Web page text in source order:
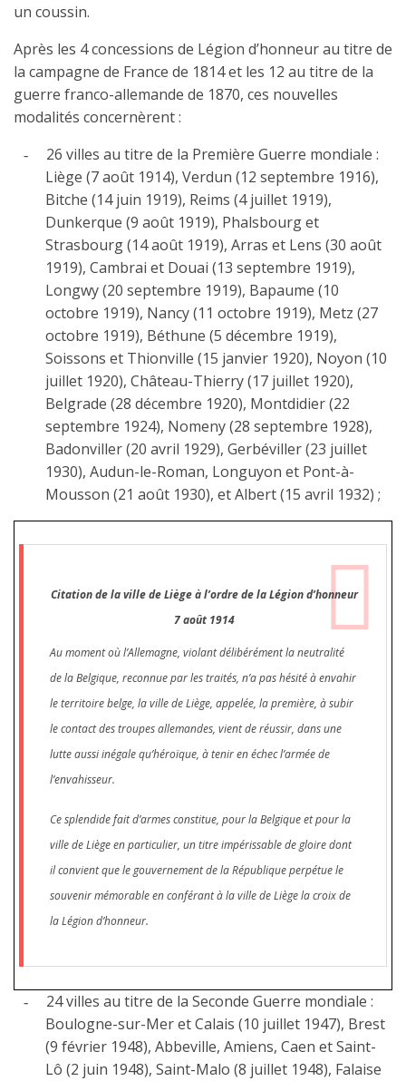
un coussin.
Après les 4 concessions de Légion d’honneur au titre de
la campagne de France de 1814 et les 12 au titre de la
guerre franco-allemande de 1870, ces nouvelles
modalités concernèrent :
-
26 villes au titre de la Première Guerre mondiale :
Liège (7 août 1914), Verdun (12 septembre 1916),
Bitche (14 juin 1919), Reims (4 juillet 1919),
Dunkerque (9 août 1919), Phalsbourg et
Strasbourg (14 août 1919), Arras et Lens (30 août
1919), Cambrai et Douai (13 septembre 1919),
Longwy (20 septembre 1919), Bapaume (10
octobre 1919), Nancy (11 octobre 1919), Metz (27
octobre 1919), Béthune (5 décembre 1919),
Soissons et Thionville (15 janvier 1920), Noyon (10
juillet 1920), Château-Thierry (17 juillet 1920),
Belgrade (28 décembre 1920), Montdidier (22
septembre 1924), Nomeny (28 septembre 1928),
Badonviller (20 avril 1929), Gerbéviller (23 juillet
1930), Audun-le-Roman, Longuyon et Pont-à-
Mousson (21 août 1930), et Albert (15 avril 1932) ;
Citation de la ville de Liège à l’ordre de la Légion d’honneur
7 août 1914
Au moment où l’Allemagne, violant délibérément la neutralité
de la Belgique, reconnue par les traités, n’a pas hésité à envahir
le territoire belge, la ville de Liège, appelée, la première, à subir
le contact des troupes allemandes, vient de réussir, dans une
lutte aussi inégale qu’héroïque, à tenir en échec l’armée de
l’envahisseur.
Ce splendide fait d’armes constitue, pour la Belgique et pour la
ville de Liège en particulier, un titre impérissable de gloire dont
il convient que le gouvernement de la République perpétue le
souvenir mémorable en conférant à la ville de Liège la croix de
la Légion d’honneur.
-
24 villes au titre de la Seconde Guerre mondiale :
Boulogne-sur-Mer et Calais (10 juillet 1947), Brest
(9 février 1948), Abbeville, Amiens, Caen et Saint-
Lô (2 juin 1948), Saint-Malo (8 juillet 1948), Falaise